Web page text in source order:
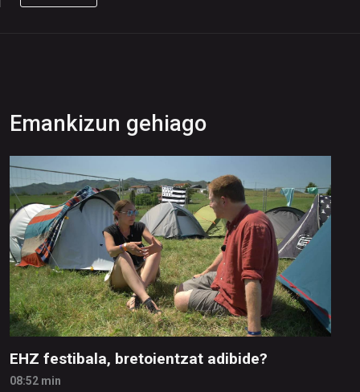
Emankizun gehiago
EHZ festibala, bretoientzat adibide?
08:52 min